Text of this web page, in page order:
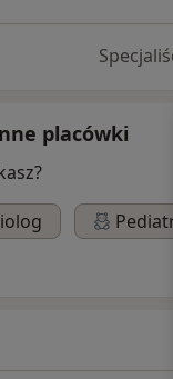
placówki